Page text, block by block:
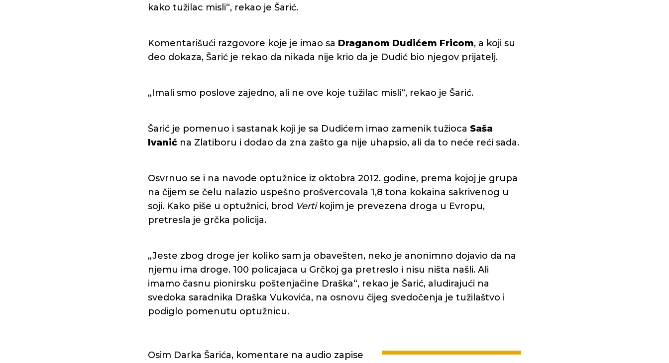
kako tužilac misli“, rekao je Šarić.
Komentarišući razgovore koje je imao sa Draganom Dudićem Fricom, a koji su
deo dokaza, Šarić je rekao da nikada nije krio da je Dudić bio njegov prijatelj.
„Imali smo poslove zajedno, ali ne ove koje tužilac misli“, rekao je Šarić.
Šarić je pomenuo i sastanak koji je sa Dudićem imao zamenik tužioca Saša
Ivanić na Zlatiboru i dodao da zna zašto ga nije uhapsio, ali da to neće reći sada.
Osvrnuo se i na navode optužnice iz oktobra 2012. godine, prema kojoj je grupa
na čijem se čelu nalazio uspešno prošvercovala 1,8 tona kokaina sakrivenog u
soji. Kako piše u optužnici, brod Verti kojim je prevezena droga u Evropu,
pretresla je grčka policija.
„Jeste zbog droge jer koliko sam ja obavešten, neko je anonimno dojavio da na
njemu ima droge. 100 policajaca u Grčkoj ga pretreslo i nisu ništa našli. Ali
imamo časnu pionirsku poštenjačine Draška“, rekao je Šarić, aludirajući na
svedoka saradnika Draška Vukovića, na osnovu čijeg svedočenja je tužilaštvo i
podiglo pomenutu optužnicu.
Osim Darka Šarića, komentare na audio zapise